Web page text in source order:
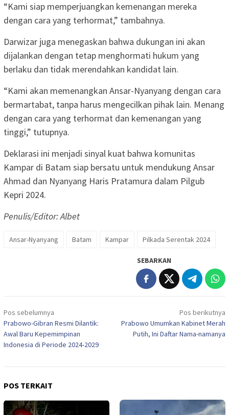
“Kami siap memperjuangkan kemenangan mereka
dengan cara yang terhormat,” tambahnya.
Darwizar juga menegaskan bahwa dukungan ini akan
dijalankan dengan tetap menghormati hukum yang
berlaku dan tidak merendahkan kandidat lain.
“Kami akan memenangkan Ansar-Nyanyang dengan cara
bermartabat, tanpa harus mengecilkan pihak lain. Menang
dengan cara yang terhormat dan kemenangan yang
tinggi,” tutupnya.
Deklarasi ini menjadi sinyal kuat bahwa komunitas
Kampar di Batam siap bersatu untuk mendukung Ansar
Ahmad dan Nyanyang Haris Pratamura dalam Pilgub
Kepri 2024.
Penulis/Editor: Albet
Ansar-Nyanyang Batam Kampar Pilkada Serentak 2024
SEBARKAN
Navigasi
pos
Pos sebelumnya
Prabowo-Gibran Resmi Dilantik:
Awal Baru Kepemimpinan
Indonesia di Periode 2024-2029
Pos berikutnya
Prabowo Umumkan Kabinet Merah
Putih, Ini Daftar Nama-namanya
POS TERKAIT